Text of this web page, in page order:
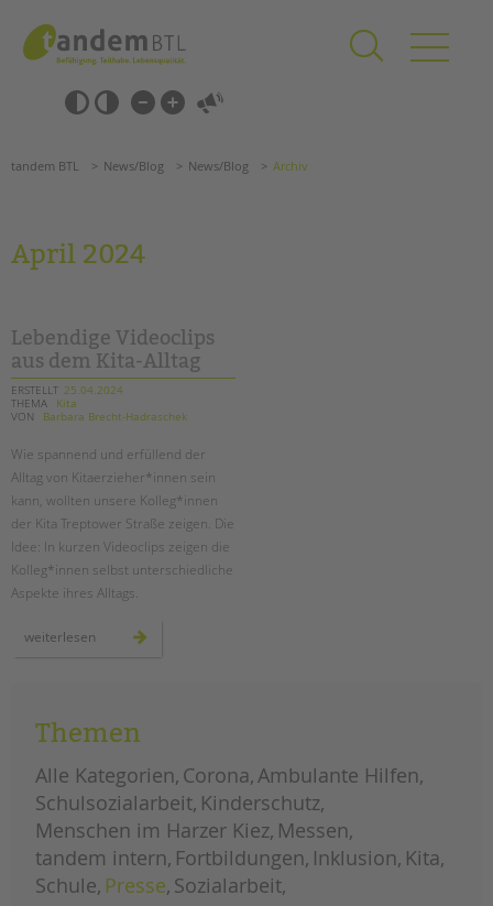
springen
Barrierefrei-
Einstellungen
überspringen
überspringen
Grundschulen
Förderzentren
Kollegs
EFöB
Schulbezogene Sozialarbeit
HILFEN ZUR ERZIEHUNG
EINGLIEDERUNGSHILFE
BETREUTES WOHNEN
TANDEM BTL AKADEMIE
Seminarräume
STADTTEILARBEIT
PROFIL | LEITBILD
Bereiche im Überblick
Kinder- und Jugendschutz
Suchen
tandem BTL News/Blog News/Blog Archiv
April 2024
Lebendige Videoclips
aus dem Kita-Alltag
ERSTELLT 25.04.2024
THEMA
Kita
VON
Barbara Brecht-Hadraschek
Wie spannend und erfüllend der
Alltag von Kitaerzieher*innen sein
kann, wollten unsere Kolleg*innen
der Kita Treptower Straße zeigen. Die
Idee: In kurzen Videoclips zeigen die
Kolleg*innen selbst unterschiedliche
Aspekte ihres Alltags.
weiterlesen lebendige
videoclips
Themen
Alle Kategorien Corona Ambulante Hilfen
Schulsozialarbeit Kinderschutz
Menschen im Harzer Kiez Messen
tandem intern Fortbildungen Inklusion Kita
Schule Presse Sozialarbeit